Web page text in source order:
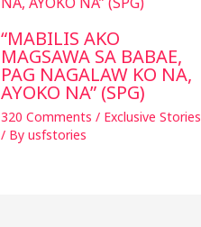
“MABILIS AKO
MAGSAWA SA BABAE,
PAG NAGALAW KO NA,
AYOKO NA” (SPG)
320 Comments / Exclusive Stories
/ By usfstories